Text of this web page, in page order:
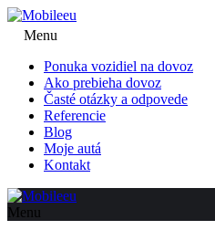
Menu
Ponuka vozidiel na dovoz
Ako prebieha dovoz
Časté otázky a odpovede
Referencie
Blog
Moje autá
Kontakt
Menu